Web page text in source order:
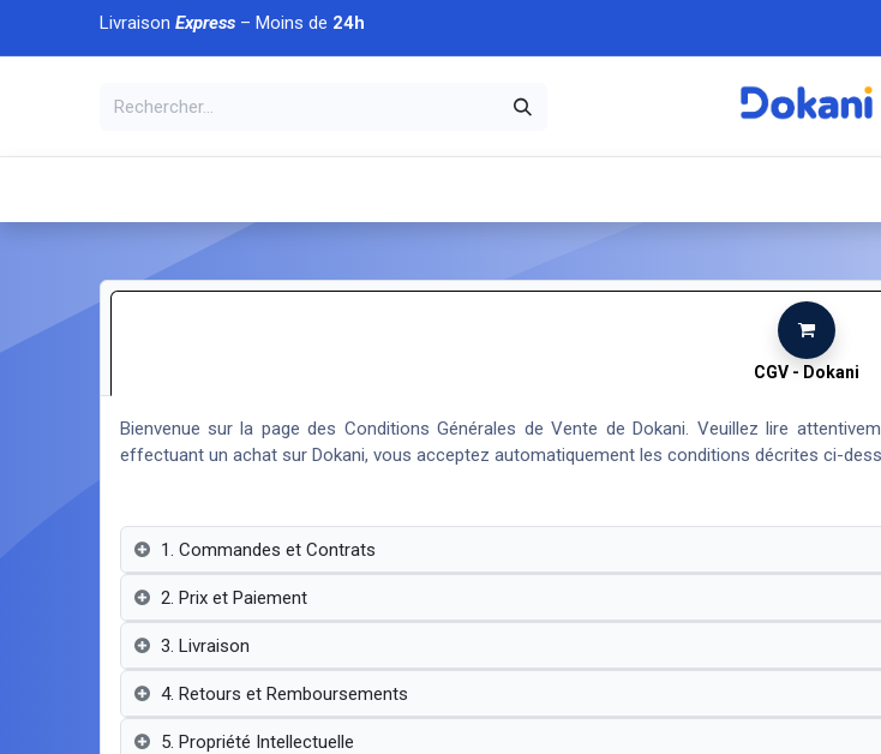
Se rendre au contenu
Livraison Express– Moins de 24h
À DÉCOUVRIR
CGV - Dokani
Bienvenue sur la page des Conditions Générales de Vente de Dokani. Veuillez lire
effectuant un achat sur Dokani, vous acceptez automatiquement les conditions décrites ci-
1. Commandes et Contrats
2. Prix et Paiement
3. Livraison
4. Retours et Remboursements
5. Propriété Intellectuelle